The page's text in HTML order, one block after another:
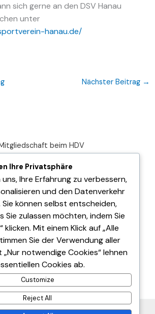
sich gerne an den DSV Hanau
unter
hanau.de/
Nächster Beitrag →
beim HDV
Deutscher Dart Verband
Datenschutzerklärung
Impressum
Dartverband. All Rights Reserved.
Ihre Privatsphäre
Ihre Erfahrung zu verbessern,
und den Datenverkehr
Sie können selbst entscheiden,
Sie zulassen möchten, indem Sie
klicken. Mit einem Klick auf „Alle
Sie der Verwendung aller
„Nur notwendige Cookies“ lehnen
Cookies ab.
Customize
Reject All